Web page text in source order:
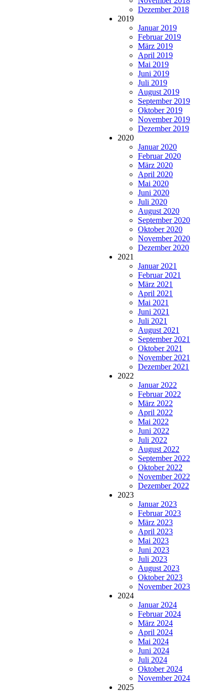
Dezember 2018
2019
Januar 2019
Februar 2019
März 2019
April 2019
Mai 2019
Juni 2019
Juli 2019
August 2019
September 2019
Oktober 2019
November 2019
Dezember 2019
2020
Januar 2020
Februar 2020
März 2020
April 2020
Mai 2020
Juni 2020
Juli 2020
August 2020
September 2020
Oktober 2020
November 2020
Dezember 2020
2021
Januar 2021
Februar 2021
März 2021
April 2021
Mai 2021
Juni 2021
Juli 2021
August 2021
September 2021
Oktober 2021
November 2021
Dezember 2021
2022
Januar 2022
Februar 2022
März 2022
April 2022
Mai 2022
Juni 2022
Juli 2022
August 2022
September 2022
Oktober 2022
November 2022
Dezember 2022
2023
Januar 2023
Februar 2023
März 2023
April 2023
Mai 2023
Juni 2023
Juli 2023
August 2023
Oktober 2023
November 2023
2024
Januar 2024
Februar 2024
März 2024
April 2024
Mai 2024
Juni 2024
Juli 2024
Oktober 2024
November 2024
2025